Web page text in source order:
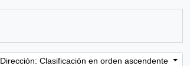
Dirección: Clasificación en orden ascendente